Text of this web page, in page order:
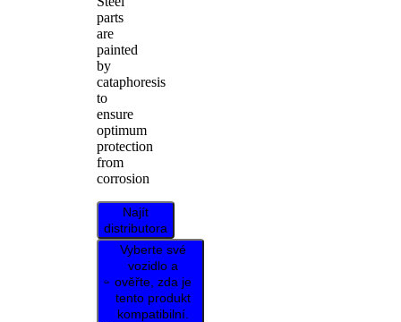
parts
are
painted
by
cataphoresis
to
ensure
optimum
protection
from
corrosion
Najít
distributora
Vyberte své
vozidlo a
ověřte, zda je
tento produkt
kompatibilní.